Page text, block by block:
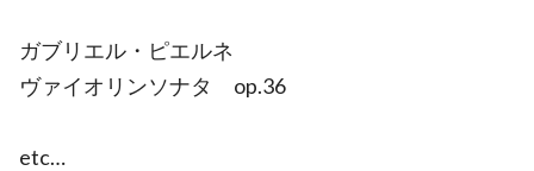
ガブリエル・ピエルネ
ヴァイオリンソナタ op.36
etc…